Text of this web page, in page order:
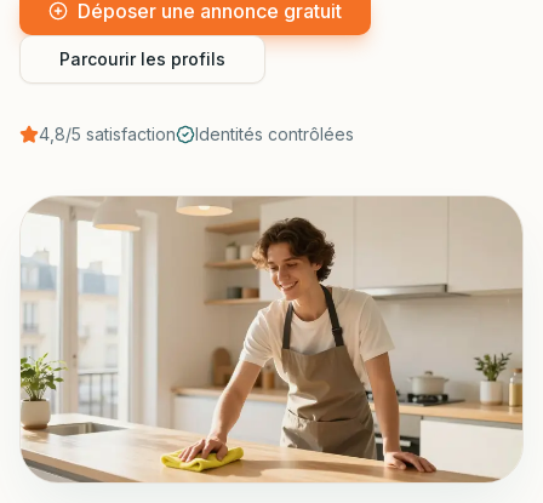
Déposer une annonce gratuit
Parcourir les profils
4,8/5 satisfaction Identités contrôlées